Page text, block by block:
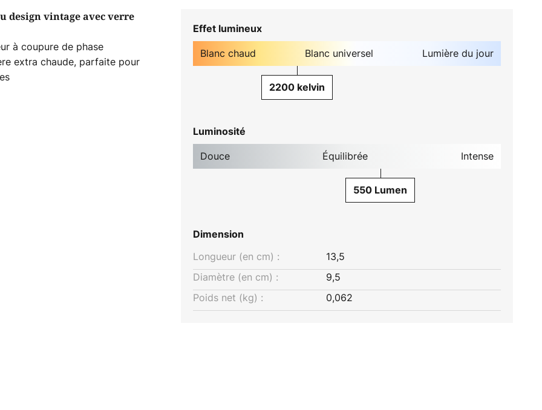
design vintage avec verre
à coupure de phase
extra chaude, parfaite pour
Effet lumineux
Blanc chaud Blanc universel Lumière du jour
2200 kelvin
Luminosité
Douce Équilibrée Intense
550 Lumen
Dimension
Longueur (en cm) :
13,5
Diamètre (en cm) :
9,5
Poids net (kg) :
0,062